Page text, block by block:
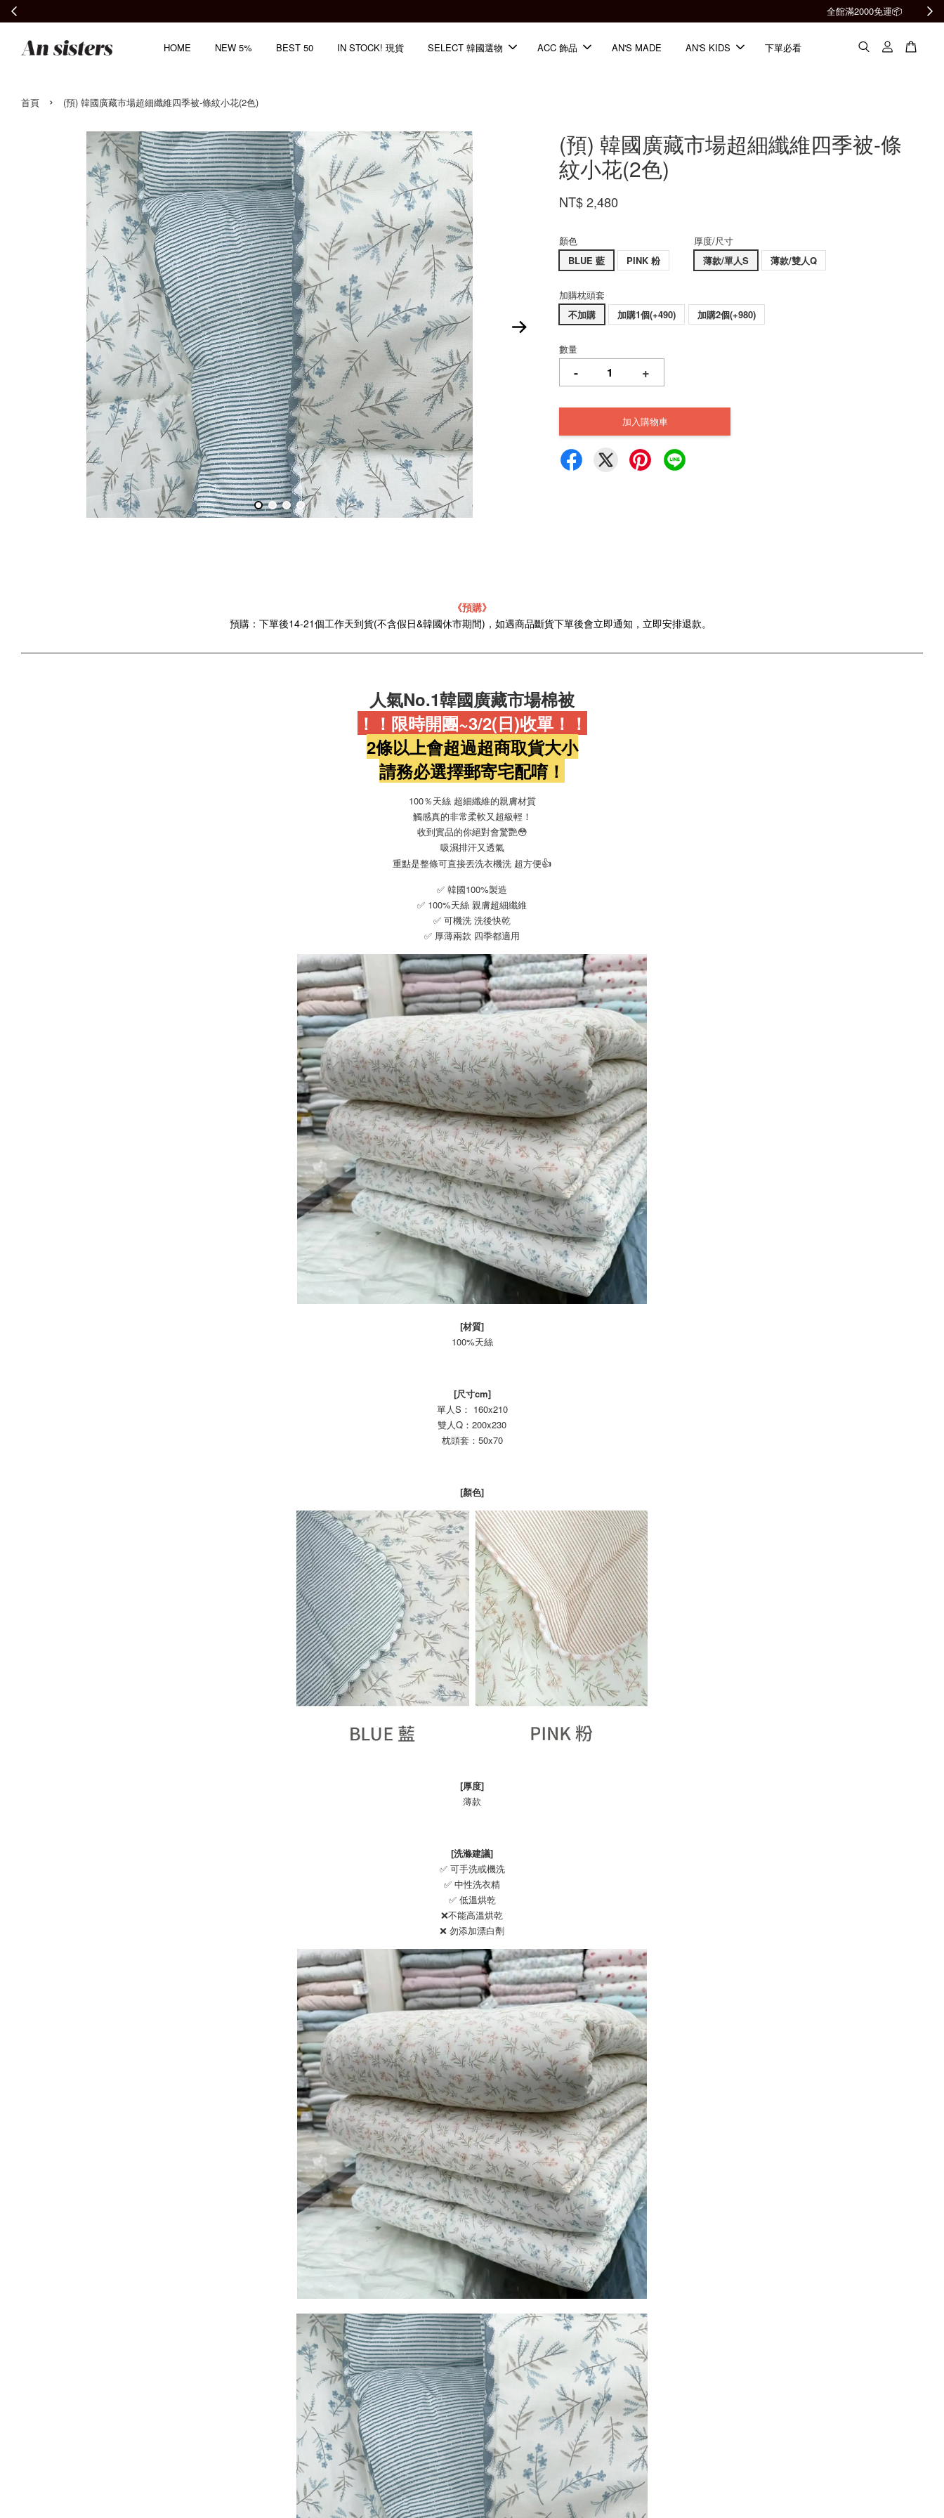
HOME NEW 5% BEST 50 IN STOCK! 現貨 SELECT 韓國選物 ACC 飾品 AN'S MADE AN'S KIDS 下單必看
首頁 › (預) 韓國廣藏市場超細纖維四季被-條紋小花(2色)
(預) 韓國廣藏市場超細纖維四季被-條
紋小花(2色)
NT$ 2,480
顏色
BLUE 藍
PINK 粉
厚度/尺寸
薄款/單人S
薄款/雙人Q
加購枕頭套
不加購
加購1個(+490) 加購2個(+980)
數量
- +
加入購物車
《預購》
預購：下單後14-21個工作天到貨(不含假日&韓國休市期間)，如遇商品斷貨下單後會立即通知，立即安排退款。
人氣No.1韓國廣藏市場棉被
！！限時開團~3/2(日)收單！！
2條以上會超過超商取貨大小
請務必選擇郵寄宅配唷！
100％天絲 超細纖維的親膚材質
觸感真的非常柔軟又超級輕！
收到實品的你絕對會驚艷😳
吸濕排汗又透氣
重點是整條可直接丟洗衣機洗 超方便👍
✅ 韓國100%製造
✅ 100%天絲 親膚超細纖維
✅ 可機洗 洗後快乾
✅ 厚薄兩款 四季都適用
[材質]
100%天絲
[尺寸cm]
單人S： 160x210
雙人Q：200x230
枕頭套：50x70
[顏色]
[厚度]
薄款
[洗滌建議]
✅ 可手洗或機洗
✅ 中性洗衣精
✅ 低溫烘乾
❌不能高溫烘乾
❌ 勿添加漂白劑